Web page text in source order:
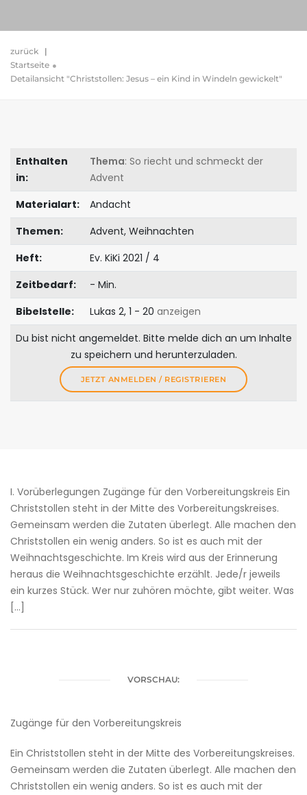
zurück |
Startseite
Detailansicht "Christstollen: Jesus – ein Kind in Windeln gewickelt"
Enthalten
in:
Thema: So riecht und schmeckt der
Advent
Materialart:
Andacht
Themen:
Advent, Weihnachten
Heft:
Ev. KiKi 2021 / 4
Zeitbedarf:
- Min.
Bibelstelle:
Lukas 2, 1 - 20 anzeigen
Du bist nicht angemeldet. Bitte melde dich an um Inhalte
zu speichern und herunterzuladen.
JETZT ANMELDEN / REGISTRIEREN
I. Vorüberlegungen Zugänge für den ­Vorbereitungskreis Ein
Christstollen steht in der Mitte des Vorbereitungskreises.
Gemeinsam werden die Zutaten überlegt. Alle machen den
Christstollen ein wenig anders. So ist es auch mit der
Weihnachtsgeschichte. Im Kreis wird aus der Erinnerung
heraus die Weihnachtsgeschichte erzählt. Jede/r jeweils
ein kurzes Stück. Wer nur zuhören möchte, gibt weiter. Was
[…]
VORSCHAU:
Zugänge für den ­Vorbereitungskreis
Ein Christstollen steht in der Mitte des Vorbereitungskreises.
Gemeinsam werden die Zutaten überlegt. Alle machen den
Christstollen ein wenig anders. So ist es auch mit der